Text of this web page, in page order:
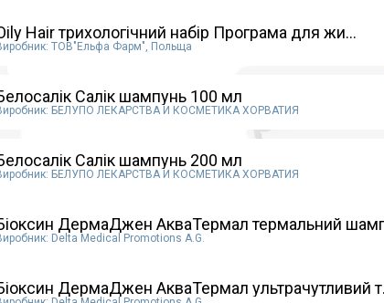
Hair трихологічний набір Програма для жи...
ТОВ"Ельфа Фарм", Польща
Салік шампунь 100 мл
БЕЛУПО ЛЕКАРСТВА И КОСМЕТИКА ХОРВАТИЯ
Салік шампунь 200 мл
БЕЛУПО ЛЕКАРСТВА И КОСМЕТИКА ХОРВАТИЯ
ДермаДжен АкваТермал термальний
Delta Medical Promotions A.G.
ДермаДжен АкваТермал ультрачутливий